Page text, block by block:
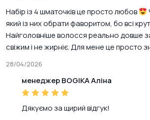
Набір із 4 шматочків це просто любов
який із них обрати фаворитом, бо всі
Найголовніше волосся реально довше
свіжим і не жирніє. Для мене це просто
28/04/2026
менеджер BOGIKA Аліна
Дякуємо за щирий відгук!